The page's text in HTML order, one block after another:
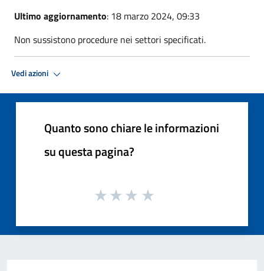
Ultimo aggiornamento: 18 marzo 2024, 09:33
Non sussistono procedure nei settori specificati.
Vedi azioni
Quanto sono chiare le informazioni
su questa pagina?